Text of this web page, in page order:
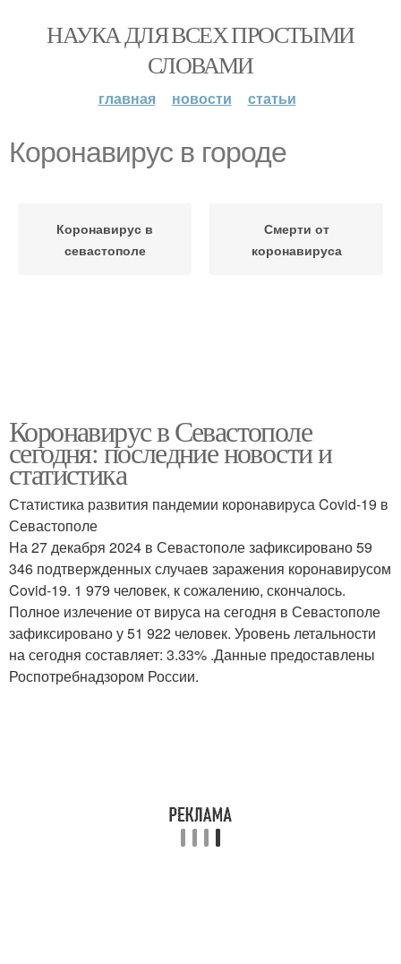
НАУКА ДЛЯ ВСЕХ ПРОСТЫМИ
СЛОВАМИ
главная новости статьи
Коронавирус в городе
Коронавирус в
севастополе
Смерти от
коронавируса
Коронавирус в Севастополе
сегодня: последние новости и
статистика
Статистика развития пандемии коронавируса Covid-19 в
Севастополе
На 27 декабря 2024 в Севастополе зафиксировано 59
346 подтвержденных случаев заражения коронавирусом
Covid-19. 1 979 человек, к сожалению, скончалось.
Полное излечение от вируса на сегодня в Севастополе
зафиксировано у 51 922 человек. Уровень летальности
на сегодня составляет: 3.33% .Данные предоставлены
Роспотребнадзором России.